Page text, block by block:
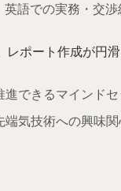
語での実務・交渉
ポート作成が円
できるマインドセ
気技術への興味